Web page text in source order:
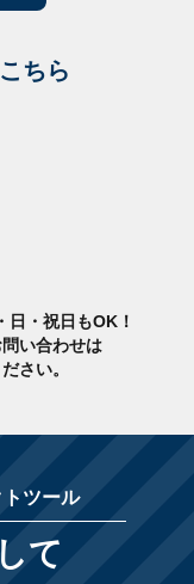
ちら
・祝日もOK！
い合わせは
さい。
ツール
て